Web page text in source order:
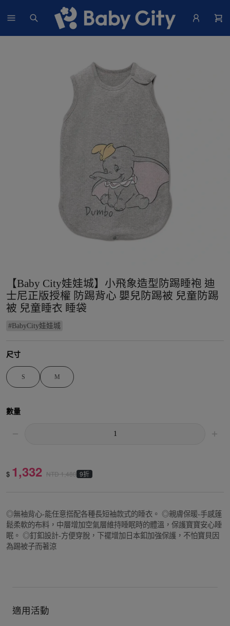
【Baby City娃娃城】小飛象造型防踢睡袍 迪
士尼正版授權 防踢背心 嬰兒防踢被 兒童防踢
被 兒童睡衣 睡袋
# BabyCity娃娃城
尺寸
S M
數量
$ 1,332 NTD1,480 9折
◎無袖背心-能任意搭配各種長短袖款式的睡衣。 ◎親膚保暖-手感蓬
鬆柔軟的布料，中層增加空氣層維持睡眠時的體溫，保護寶寶安心睡
眠。 ◎釘釦設計-方便穿脫，下襬增加日本釦加強保護，不怕寶貝因
為踢被子而著涼
適用活動